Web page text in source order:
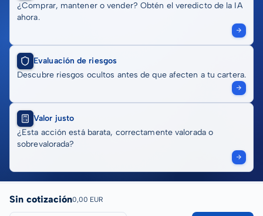
¿Comprar, mantener o vender? Obtén el veredicto de la IA
ahora.
Evaluación de riesgos
Descubre riesgos ocultos antes de que afecten a tu cartera.
Valor justo
¿Esta acción está barata, correctamente valorada o
sobrevalorada?
Sin cotización0,00 EUR